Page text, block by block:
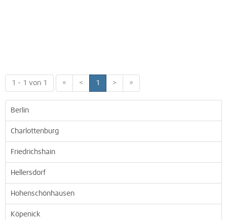
1 - 1 von 1 « < 1 > »
Berlin
Charlottenburg
Friedrichshain
Hellersdorf
Hohenschönhausen
Köpenick